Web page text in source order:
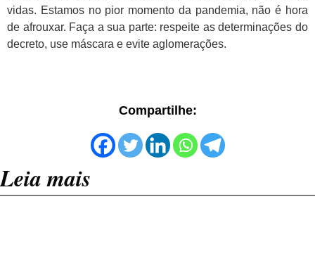
vidas. Estamos no pior momento da pandemia, não é hora
de afrouxar. Faça a sua parte: respeite as determinações do
decreto, use máscara e evite aglomerações.
Compartilhe:
Leia mais